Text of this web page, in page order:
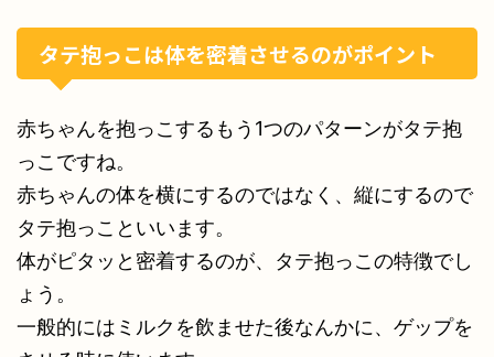
タテ抱っこは体を密着させるのがポイント
赤ちゃんを抱っこするもう1つのパターンがタテ抱
っこですね。
赤ちゃんの体を横にするのではなく、縦にするので
タテ抱っこといいます。
体がピタッと密着するのが、タテ抱っこの特徴でし
ょう。
一般的にはミルクを飲ませた後なんかに、ゲップを